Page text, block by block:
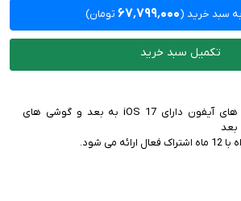
سبد خرید (۶۷٬۷۹۹٬۰۰۰ تومان)
تکمیل سبد خرید
سازگار با تمامی گوشی های آیفون دارای iOS 17 به بعد و گوشی های
می شود.